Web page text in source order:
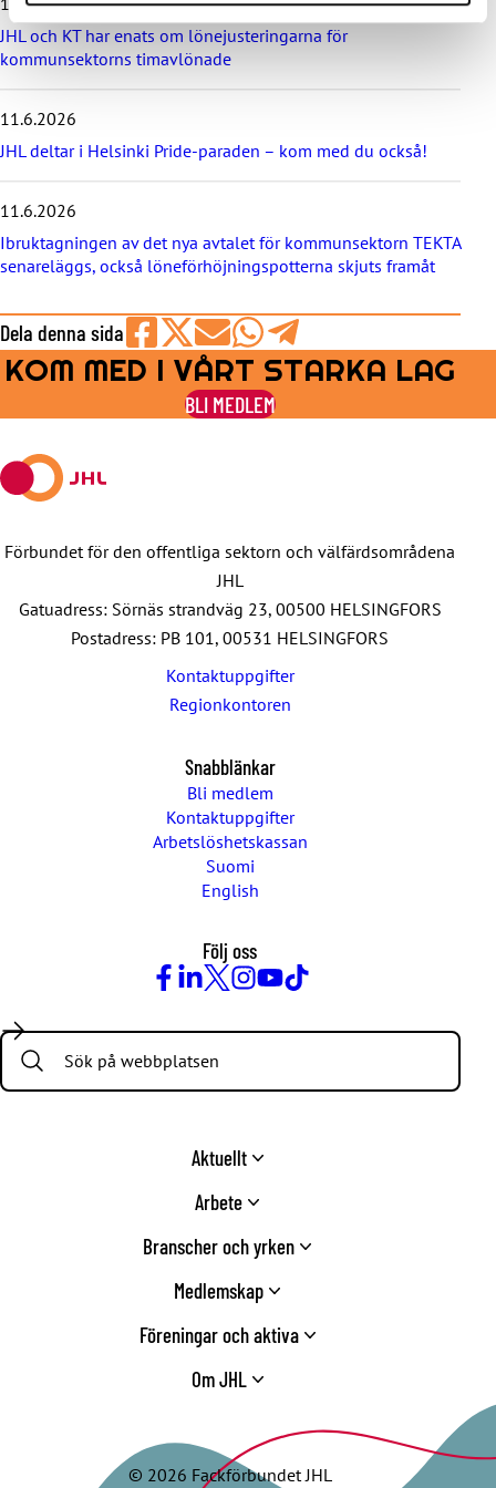
y
h
e
t
e
n
a
JHL och KT har enats om lönejusteringarna för
kommunsektorns timavlönade
11.6.2026
JHL deltar i Helsinki Pride-paraden – kom med du också!
11.6.2026
Ibruktagningen av det nya avtalet för kommunsektorn TEKTA
senareläggs, också löneförhöjningspotterna skjuts framåt
Dela denna sida
Share
on
Facebook
Share
on
Share
by
E-
Share
on
WhatsApp
Share
on
Telegram
KOM MED I VÅRT STARKA LAG
BLI MEDLEM
Förbundet för den offentliga sektorn och välfärdsområdena
JHL
Gatuadress: Sörnäs strandväg 23, 00500 HELSINGFORS
Postadress: PB 101, 00531 HELSINGFORS
Kontaktuppgifter
Regionkontoren
Snabblänkar
Bli medlem
Kontaktuppgifter
Arbetslöshetskassan
Suomi
English
Följ oss
Search:
Aktuellt
Arbete
Branscher och yrken
Medlemskap
Föreningar och aktiva
Om JHL
© 2026 Fackförbundet JHL